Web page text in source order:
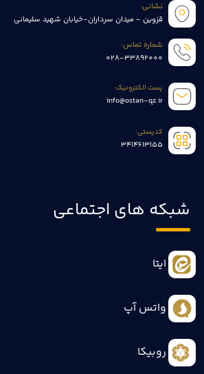
نشانی:
قزوین - میدان سرداران-خیابان شهید سلیمانی
شماره تماس:
028-33892000
پست الکترونیک:
info@ostan-qz.ir
کدپستی:
3414613155
شبکه های اجتماعی
ایتا
واتس آپ
روبیکا